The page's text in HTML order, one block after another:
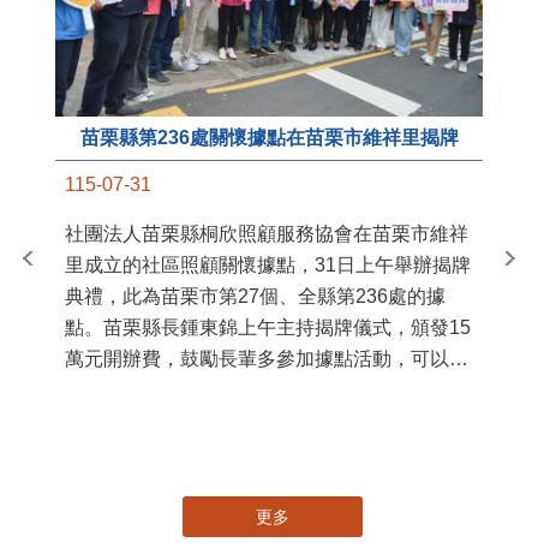
苗栗縣第236處關懷據點在苗栗市維祥里揭牌
115-07-31
社團法人苗栗縣桐欣照顧服務協會在苗栗市維祥
里成立的社區照顧關懷據點，31日上午舉辦揭牌
典禮，此為苗栗市第27個、全縣第236處的據
點。苗栗縣長鍾東錦上午主持揭牌儀式，頒發15
萬元開辦費，鼓勵長輩多參加據點活動，可以更
苗
更多